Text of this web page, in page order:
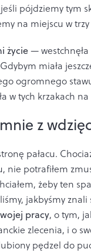
pójdziemy tym
na miejscu w
życie—
miała
ogromnego
w tych krzakach na
z
pałacu.
nie potrafiłem
żeby ten
jakbyśmy znali
pracy, o tym,
zlecenia, i o
pędzel do